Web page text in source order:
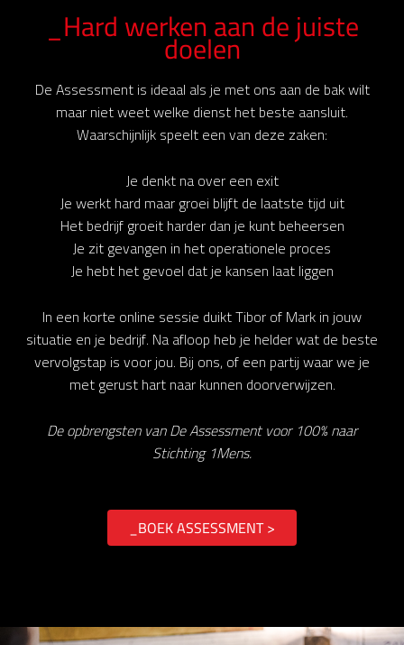
_Hard werken aan de juiste
doelen
De Assessment is ideaal als je met ons aan de bak wilt
maar niet weet welke dienst het beste aansluit.
Waarschijnlijk speelt een van deze zaken:
Je denkt na over een exit
Je werkt hard maar groei blijft de laatste tijd uit
Het bedrijf groeit harder dan je kunt beheersen
Je zit gevangen in het operationele proces
Je hebt het gevoel dat je kansen laat liggen
In een korte online sessie duikt Tibor of Mark in jouw
situatie en je bedrijf. Na afloop heb je helder wat de beste
vervolgstap is voor jou. Bij ons, of een partij waar we je
met gerust hart naar kunnen doorverwijzen.
De opbrengsten van De Assessment voor 100% naar
Stichting 1Mens.
_BOEK ASSESSMENT >